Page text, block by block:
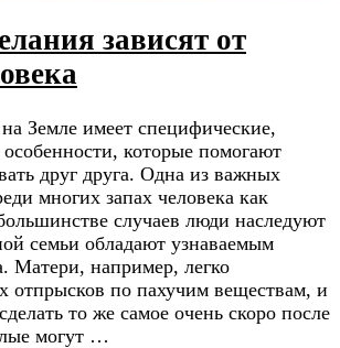
зависят от
Земле имеет специфические,
которые помогают
друг друга. Одна из важных
многих запах человека как
случаев люди наследуют
семьи обладают узнаваемым
Матери, например, легко
отпрысков по пахучим веществам, и
то же самое очень скоро после
могут …